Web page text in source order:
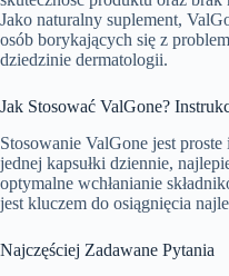
Jako naturalny suplement,
osób borykających się z
dziedzinie dermatologii.
Jak Stosować ValGone?
Stosowanie ValGone jest
jednej kapsułki dziennie,
optymalne wchłanianie
jest kluczem do osiągnięcia
Najczęściej Zadawane Pytania